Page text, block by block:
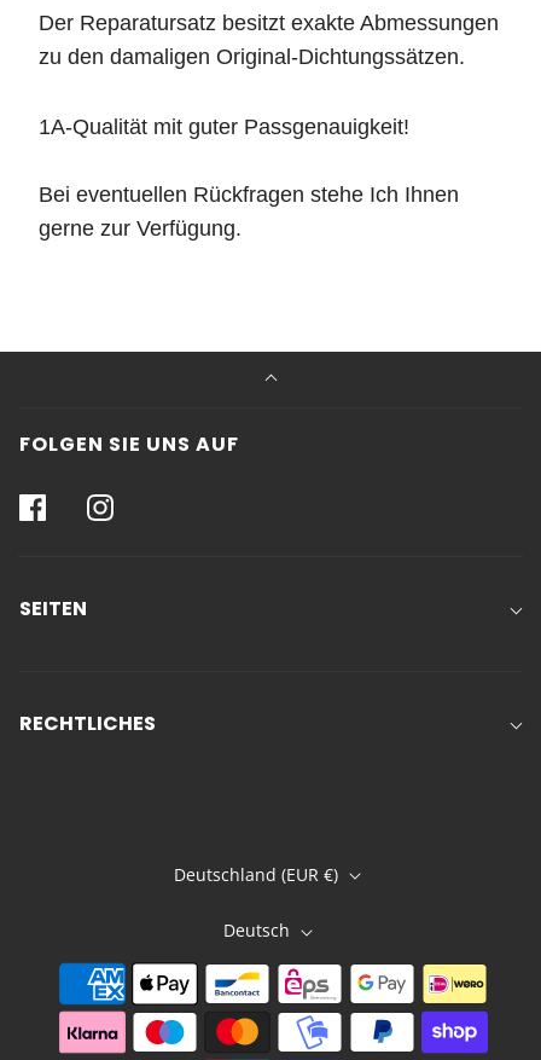
Der Reparatursatz besitzt exakte Abmessungen
zu den damaligen Original-Dichtungssätzen.
1A-Qualität mit guter Passgenauigkeit!
Bei eventuellen Rückfragen stehe Ich Ihnen
gerne zur Verfügung.
FOLGEN SIE UNS AUF
SEITEN
RECHTLICHES
Deutschland (EUR €)
Deutsch